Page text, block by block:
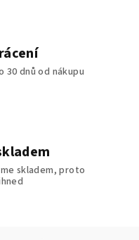
dnů od nákupu
skladem, proto